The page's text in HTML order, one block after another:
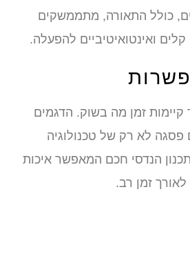
כולל התאורה, מתממשקים
ואינטואיטיביים להפעלה.
קיימות זמן מה בשוק. הדגמים
פסגה לא רק של טכנולוגיה
הנדסי חכם המאפשר איכות
זמן רב.